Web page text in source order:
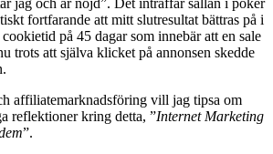
jag och är nöjd”. Det inträffar sällan i poker
fortfarande att mitt slutresultat bättras på i
på 45 dagar som innebär att en sale
trots att själva klicket på annonsen skedde
affiliatemarknadsföring vill jag tipsa om
reflektioner kring detta, ”Internet Marketing
”.